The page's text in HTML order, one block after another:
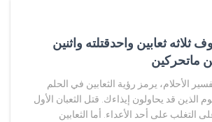
ثعابين واحدقتلته واثنين
ماتحركين
الأحلام، يرمز رؤية الثعابين في الحلم
الذين قد يحاولون إيذاءك. قتل الثعبان الأول
التغلب على أحد الأعداء. أما الثعابين